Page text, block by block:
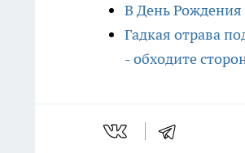
В День Рождения
Гадкая отрава
- обходите